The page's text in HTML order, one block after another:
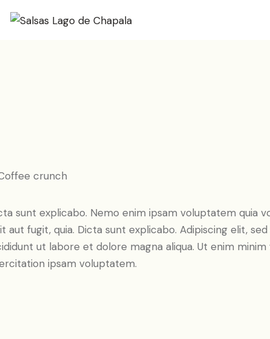
sunt explicabo. Nemo enim ipsam voluptatem quia
aut fugit, quia. Dicta sunt explicabo. Adipiscing elit,
ut labore et dolore magna aliqua. Ut enim minim
ipsam voluptatem.